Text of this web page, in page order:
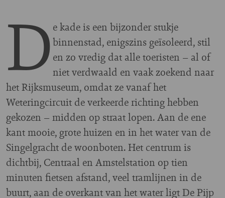
D e kade is een bijzonder stukje
binnenstad, enigszins geïsoleerd, stil
en zo vredig dat alle toeristen – al of
niet verdwaald en vaak zoekend naar
het Rijksmuseum, omdat ze vanaf het
Weteringcircuit de verkeerde richting hebben
gekozen – midden op straat lopen. Aan de ene
kant mooie, grote huizen en in het water van de
Singelgracht de woonboten. Het centrum is
dichtbij, Centraal en Amstelstation op tien
minuten fietsen afstand, veel tramlijnen in de
buurt, aan de overkant van het water ligt De Pijp